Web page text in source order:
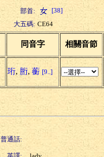
部首: [38]
大五碼: CE64
同音字 相關音節
珩, 胻, 蘅 [9..]
普通話: